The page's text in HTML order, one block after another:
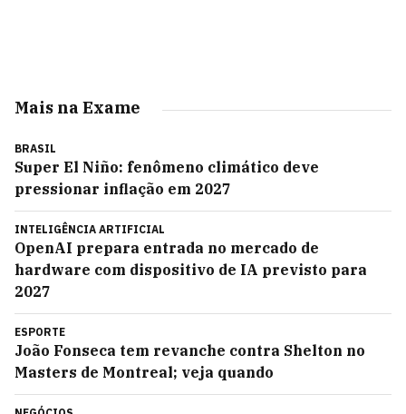
Mais na Exame
BRASIL
Super El Niño: fenômeno climático deve
pressionar inflação em 2027
INTELIGÊNCIA ARTIFICIAL
OpenAI prepara entrada no mercado de
hardware com dispositivo de IA previsto para
2027
ESPORTE
João Fonseca tem revanche contra Shelton no
Masters de Montreal; veja quando